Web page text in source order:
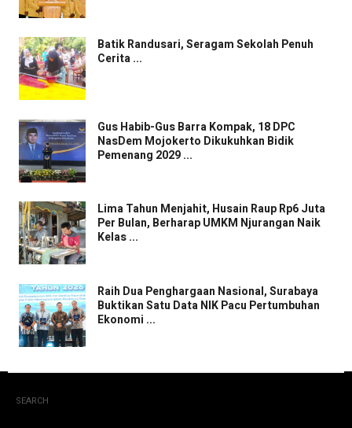
Batik Randusari, Seragam Sekolah Penuh
Cerita ...
Gus Habib-Gus Barra Kompak, 18 DPC
NasDem Mojokerto Dikukuhkan Bidik
Pemenang 2029 ...
Lima Tahun Menjahit, Husain Raup Rp6 Juta
Per Bulan, Berharap UMKM Njurangan Naik
Kelas ...
Raih Dua Penghargaan Nasional, Surabaya
Buktikan Satu Data NIK Pacu Pertumbuhan
Ekonomi ...
SEARCH